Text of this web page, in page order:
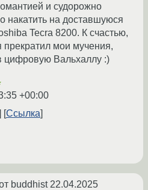
и судорожно
накатить на доставшуюся
Tecra 8200. К счастью,
прекратил мои мучения,
цифровую Вальхаллу :)
+00:00
Ссылка
buddhist 22.04.2025